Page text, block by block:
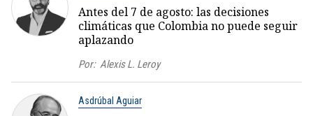
Antes del 7 de agosto: las decisiones
climáticas que Colombia no puede seguir
aplazando
Por: Alexis L. Leroy
Asdrúbal Aguiar